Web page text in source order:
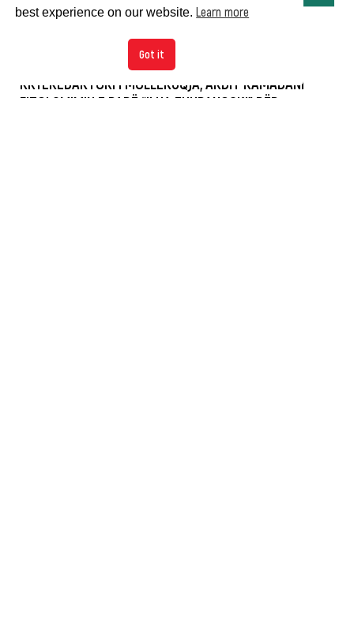
KRYEREDAKTORI I MOLLËKUQJA, ARDIT RAMADANI
FITOI ÇMIMIN E PARË “ILIJA ZHUPANOSKI” PËR
best experience on our website. Learn more
Got it